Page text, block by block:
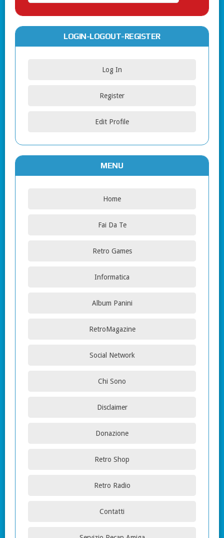
LOGIN-LOGOUT-REGISTER
Log In
Register
Edit Profile
MENU
Home
Fai Da Te
Retro Games
Informatica
Album Panini
RetroMagazine
Social Network
Chi Sono
Disclaimer
Donazione
Retro Shop
Retro Radio
Contatti